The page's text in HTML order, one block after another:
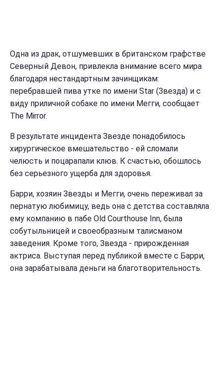
Одна из драк, отшумевших в британском графстве
Северный Девон, привлекла внимание всего мира
благодаря нестандартным зачинщикам:
перебравшей пива утке по имени Star (Звезда) и с
виду приличной собаке по имени Мегги, сообщает
The Mirror.
В результате инцидента Звезде понадобилось
хирургическое вмешательство - ей сломали
челюсть и поцарапали клюв. К счастью, обошлось
без серьезного ущерба для здоровья.
Барри, хозяин Звезды и Мегги, очень переживал за
пернатую любимицу, ведь она с детства составляла
ему компанию в пабе Old Courthouse Inn, была
собутыльницей и своеобразным талисманом
заведения. Кроме того, Звезда - прирожденная
актриса. Выступая перед публикой вместе с Барри,
она зарабатывала деньги на благотворительность.